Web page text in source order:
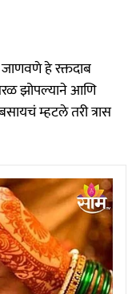
हे रक्तदाब
झोपल्याने आणि
म्हटले तरी त्रास